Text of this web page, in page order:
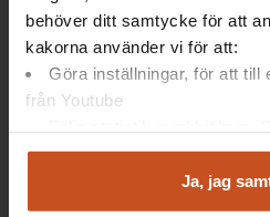
behöver ditt samtycke för att
kakorna använder vi för att:
Göra inställningar, för att till
från Youtube
Analysera trafik för att
Du kan när som helst återta
Ja, jag
Gillade du
Prenumerera på vårt
arbetsmiljö för fler tips
Anmäl dig här